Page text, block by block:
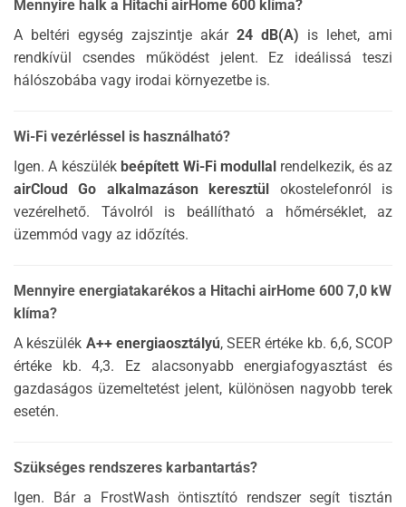
Mennyire halk a Hitachi airHome 600 klíma?
A beltéri egység zajszintje akár 24 dB(A) is lehet, ami
rendkívül csendes működést jelent. Ez ideálissá teszi
hálószobába vagy irodai környezetbe is.
Wi-Fi vezérléssel is használható?
Igen. A készülék beépített Wi-Fi modullal rendelkezik, és az
airCloud Go alkalmazáson keresztül
okostelefonról is
vezérelhető. Távolról is beállítható a hőmérséklet, az
üzemmód vagy az időzítés.
Mennyire energiatakarékos a Hitachi airHome 600 7,0 kW
klíma?
A készülék A++ energiaosztályú, SEER értéke kb. 6,6, SCOP
értéke kb. 4,3. Ez alacsonyabb energiafogyasztást és
gazdaságos üzemeltetést jelent, különösen nagyobb terek
esetén.
Szükséges rendszeres karbantartás?
Igen. Bár a FrostWash öntisztító rendszer segít tisztán